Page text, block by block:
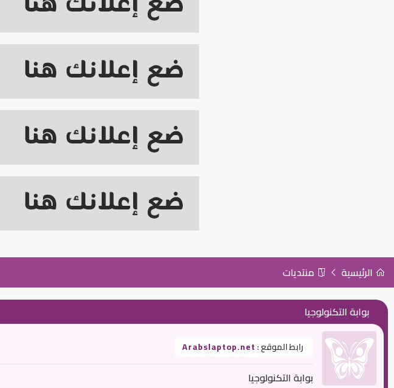
الرئيسية منتديات
بوابة التكنولوجيا
رابط الموقع :Arabslaptop.net
بوابة التكنولوجيا